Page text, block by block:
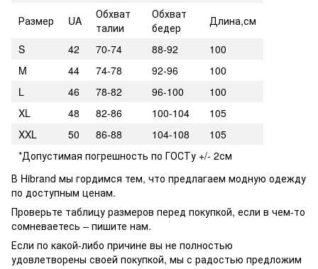
Размер
UA
Обхват
талии
Обхват
бедер
Длина,см
S
42 70-74 88-92
100
M
44 74-78 92-96
100
L
46 78-82 96-100
100
XL
48 82-86 100-104
105
XXL
50 86-88 104-108
105
*Допустимая погрешность по ГОСТу +/- 2см
В Hibrand мы гордимся тем, что предлагаем модную одежду
по доступным ценам.
Проверьте таблицу размеров перед покупкой, если в чем-то
сомневаетесь – пишите нам.
Если по какой-либо причине вы не полностью
удовлетворены своей покупкой, мы с радостью предложим